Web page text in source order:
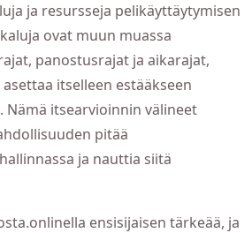
ja resursseja pelikäyttäytymisen
ovat muun muassa
panostusrajat ja aikarajat,
itselleen estääkseen
Nämä itsearvioinnin välineet
pitää
ja nauttia siitä
ensisijaisen tärkeää, ja